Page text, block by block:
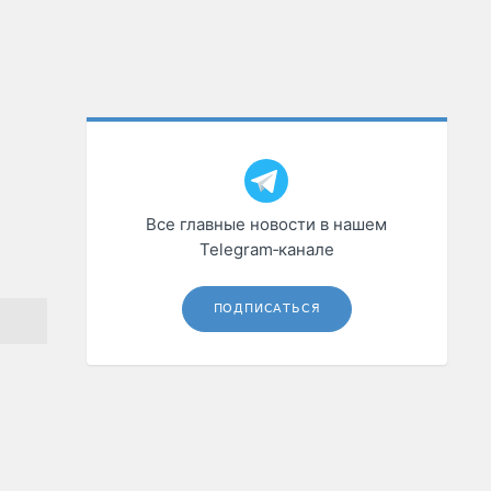
Все главные новости в нашем
Telegram‑канале
ПОДПИСАТЬСЯ